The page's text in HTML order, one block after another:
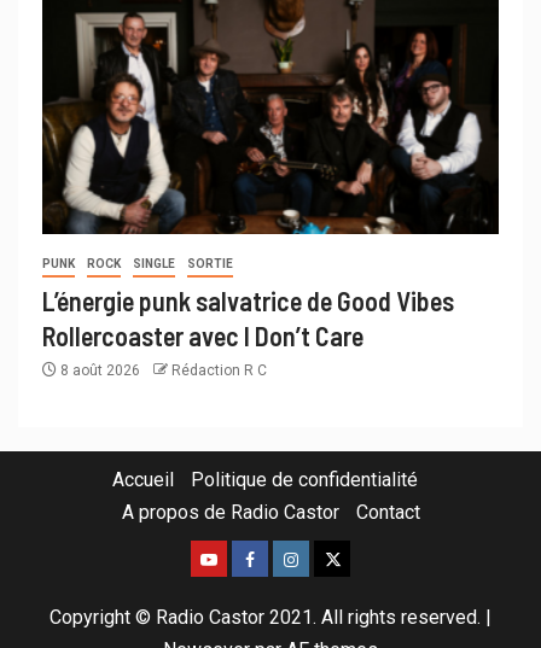
PUNK ROCK SINGLE SORTIE
L’énergie punk salvatrice de Good Vibes
Rollercoaster avec I Don’t Care
8 août 2026 Rédaction R C
Accueil
Politique de confidentialité
A propos de Radio Castor
Contact
Copyright © Radio Castor 2021. All rights reserved. |